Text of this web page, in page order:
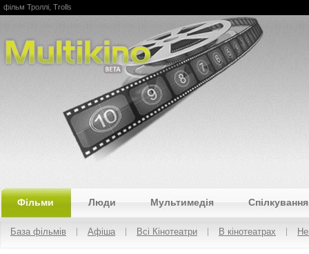
Multikino
фільм Троллі, Trolls
Фільми Люди Мультимедія Спілкування
База фільмів Афіша Всі Кінотеатри В кінотеатрах